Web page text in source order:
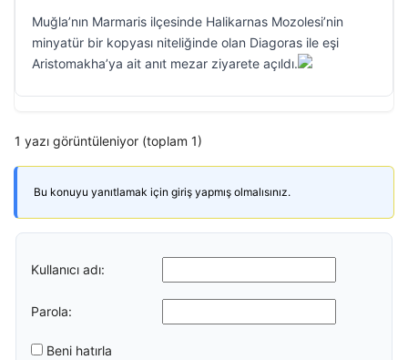
Muğla’nın Marmaris ilçesinde Halikarnas Mozolesi’nin
minyatür bir kopyası niteliğinde olan Diagoras ile eşi
Aristomakha’ya ait anıt mezar ziyarete açıldı.
1 yazı görüntüleniyor (toplam 1)
Bu konuyu yanıtlamak için giriş yapmış olmalısınız.
Kullanıcı adı:
Parola:
Beni hatırla